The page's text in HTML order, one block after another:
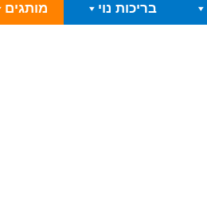
בריכות נוי מותגים